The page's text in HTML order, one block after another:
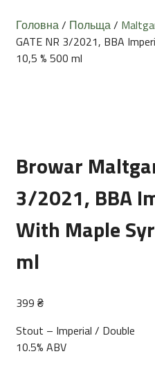
Головна/ Польща/
GATE NR 3/2021, BBA
10,5 % 500 ml
Browar
3/2021, BBA
With Maple
ml
399 ₴
Stout – Imperial / Double
10.5% ABV